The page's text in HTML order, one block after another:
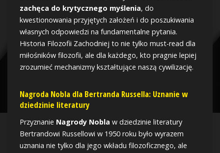
zachęca do krytycznego myślenia, do
kwestionowania przyjętych założeń i do poszukiwania
własnych odpowiedzi na fundamentalne pytania.
Historia Filozofii Zachodniej to nie tylko must-read dla
miłośników filozofii, ale dla każdego, kto pragnie lepiej
zrozumieć mechanizmy kształtujące naszą cywilizację.
Nagroda Nobla dla Bertranda Russella: Uznanie w
dziedzinie literatury
Przyznanie Nagrody Nobla w dziedzinie literatury
Bertrandowi Russellowi w 1950 roku było wyrazem
uznania nie tylko dla jego wkładu filozoficznego, ale